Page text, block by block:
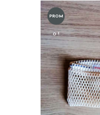
INFOS
PROM
O !